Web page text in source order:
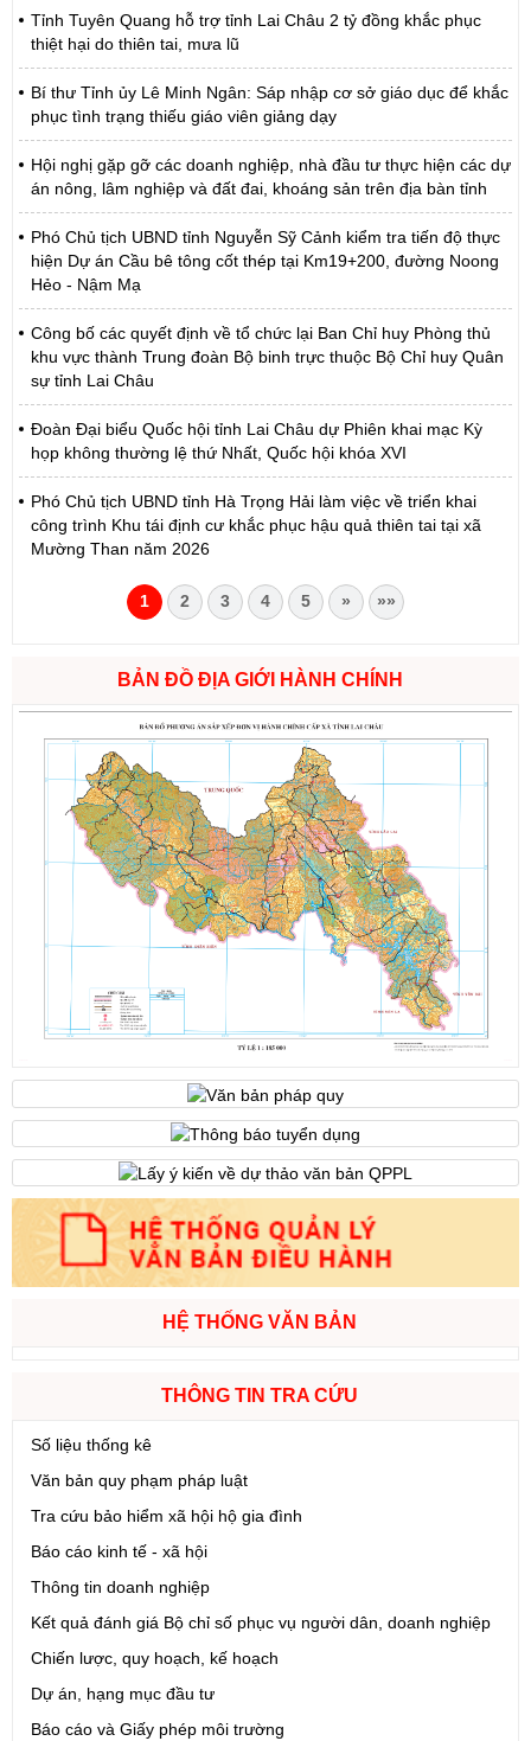
Tỉnh Tuyên Quang hỗ trợ tỉnh Lai Châu 2 tỷ đồng khắc phục
thiệt hại do thiên tai, mưa lũ
Bí thư Tỉnh ủy Lê Minh Ngân: Sáp nhập cơ sở giáo dục để khắc
phục tình trạng thiếu giáo viên giảng dạy
Hội nghị gặp gỡ các doanh nghiệp, nhà đầu tư thực hiện các dự
án nông, lâm nghiệp và đất đai, khoáng sản trên địa bàn tỉnh
Phó Chủ tịch UBND tỉnh Nguyễn Sỹ Cảnh kiểm tra tiến độ thực
hiện Dự án Cầu bê tông cốt thép tại Km19+200, đường Noong
Hẻo - Nậm Mạ
Công bố các quyết định về tổ chức lại Ban Chỉ huy Phòng thủ
khu vực thành Trung đoàn Bộ binh trực thuộc Bộ Chỉ huy Quân
sự tỉnh Lai Châu
Đoàn Đại biểu Quốc hội tỉnh Lai Châu dự Phiên khai mạc Kỳ
họp không thường lệ thứ Nhất, Quốc hội khóa XVI
Phó Chủ tịch UBND tỉnh Hà Trọng Hải làm việc về triển khai
công trình Khu tái định cư khắc phục hậu quả thiên tai tại xã
Mường Than năm 2026
1 2 3 4 5 » »»
BẢN ĐỒ ĐỊA GIỚI HÀNH CHÍNH
HỆ THỐNG VĂN BẢN
THÔNG TIN TRA CỨU
Số liệu thống kê
Văn bản quy phạm pháp luật
Tra cứu bảo hiểm xã hội hộ gia đình
Báo cáo kinh tế - xã hội
Thông tin doanh nghiệp
Kết quả đánh giá Bộ chỉ số phục vụ người dân, doanh nghiệp
Chiến lược, quy hoạch, kế hoạch
Dự án, hạng mục đầu tư
Báo cáo và Giấy phép môi trường